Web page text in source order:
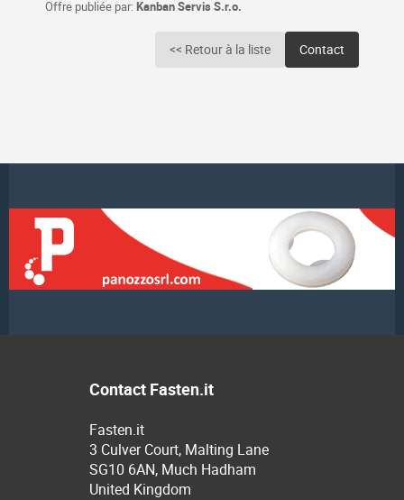
Offre publiée par: Kanban Servis S.r.o.
<< Retour à la liste Contact
Contact Fasten.it
Fasten.it
3 Culver Court, Malting Lane
SG10 6AN, Much Hadham
United Kingdom